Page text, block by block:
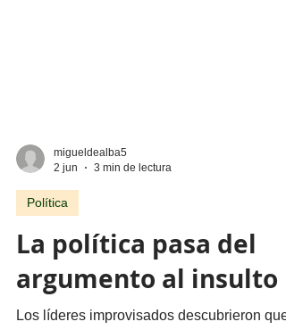
2 jun
La política pasa del
argumento al insulto